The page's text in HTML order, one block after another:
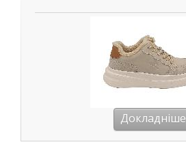
Докладніше